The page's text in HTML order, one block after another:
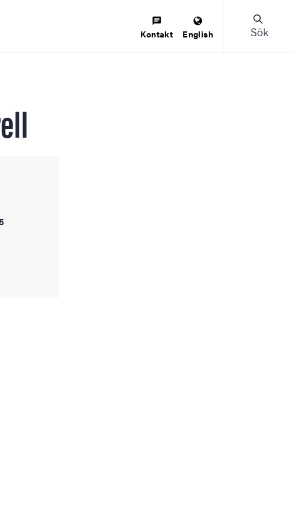
Kontakt English Sök